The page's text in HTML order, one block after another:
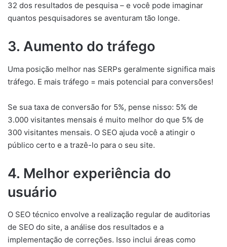
32 dos resultados de pesquisa – e você pode imaginar
quantos pesquisadores se aventuram tão longe.
3. Aumento do tráfego
Uma posição melhor nas SERPs geralmente significa mais
tráfego. E mais tráfego = mais potencial para conversões!
Se sua taxa de conversão for 5%, pense nisso: 5% de
3.000 visitantes mensais é muito melhor do que 5% de
300 visitantes mensais. O SEO ajuda você a atingir o
público certo e a trazê-lo para o seu site.
4. Melhor experiência do
usuário
O SEO técnico envolve a realização regular de auditorias
de SEO do site, a análise dos resultados e a
implementação de correções. Isso inclui áreas como